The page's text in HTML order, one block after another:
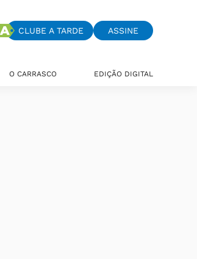
CLUBE A TARDE ASSINE
O CARRASCO EDIÇÃO DIGITAL